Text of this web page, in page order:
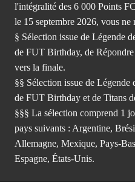
l'intégralité des 6 000 Points
le 15 septembre 2026, vous
§ Sélection issue de Légende
de FUT Birthday, de
vers la finale.
§§ Sélection issue de
de FUT Birthday et de Titans
§§§ La sélection comprend 1
pays suivants : Argentine,
Allemagne, Mexique, Pays-
Espagne, États-Unis.